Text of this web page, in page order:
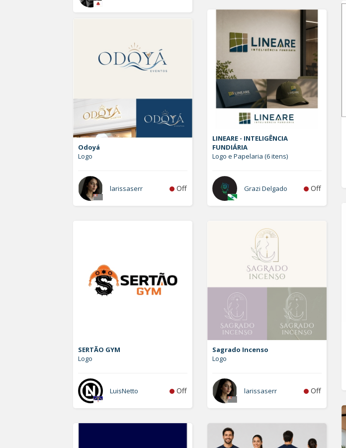
LINEARE - INTELIGÊNCIA
FUNDIÁRIA
Logo e Papelaria (6 itens)
Grazi Delgado Off
Odoyá
Logo
larissaserr Off
SERTÃO GYM
Logo
LuisNetto Off
Sagrado Incenso
Logo
larissaserr Off